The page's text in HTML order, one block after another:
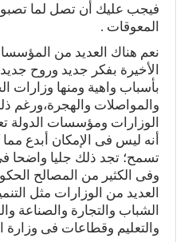
فيجب عليك أن تصل لما
المعوقات .
نعم هناك العديد من
الأخيرة بفكر جديد وروح
بأسباب واهية ومنها وزارات
والمواصلات والهجرة،ورغم
الوزارات ومؤسسات الدولة
أنه ليس فى الإمكان أبدع مما
تسمح؛ تجد ذلك جليا
وفى الكثير من المصالح
العديد من الوزارات مثل
الشباب والتجارة والصناعة
والتعليم وقطاعات فى وزارة